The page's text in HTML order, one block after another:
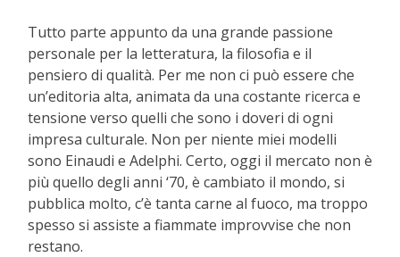
Tutto parte appunto da una grande passione
personale per la letteratura, la filosofia e il
pensiero di qualità. Per me non ci può essere che
un’editoria alta, animata da una costante ricerca e
tensione verso quelli che sono i doveri di ogni
impresa culturale. Non per niente miei modelli
sono Einaudi e Adelphi. Certo, oggi il mercato non è
più quello degli anni ‘70, è cambiato il mondo, si
pubblica molto, c’è tanta carne al fuoco, ma troppo
spesso si assiste a fiammate improvvise che non
restano.